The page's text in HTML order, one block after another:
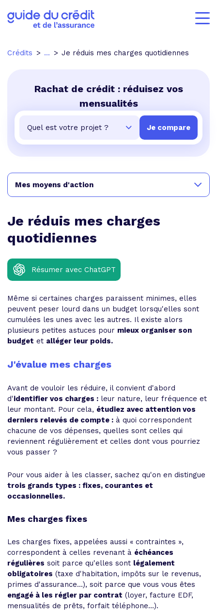
Crédits ... Je réduis mes charges quotidiennes
Rachat de crédit : réduisez vos
mensualités
Je réduis mes charges
quotidiennes
Résumer avec ChatGPT
Même si certaines charges paraissent minimes, elles
peuvent peser lourd dans un budget lorsqu'elles sont
cumulées les unes avec les autres. Il existe alors
plusieurs petites astuces pour mieux organiser son
budget et alléger leur poids.
J'évalue mes charges
Avant de vouloir les réduire, il convient d'abord
d'identifier vos charges : leur nature, leur fréquence et
leur montant. Pour cela, étudiez avec attention vos
derniers relevés de compte : à quoi correspondent
chacune de vos dépenses, quelles sont celles qui
reviennent régulièrement et celles dont vous pourriez
vous passer ?
Pour vous aider à les classer, sachez qu'on en distingue
trois grands types : fixes, courantes et
occasionnelles.
Mes charges fixes
Les charges fixes, appelées aussi « contraintes »,
correspondent à celles revenant à échéances
régulières soit parce qu'elles sont légalement
obligatoires (taxe d'habitation, impôts sur le revenus,
primes d'assurance...), soit parce que vous vous êtes
engagé à les régler par contrat (loyer, facture EDF,
mensualités de prêts, forfait téléphone...).
Mes moyens d'action